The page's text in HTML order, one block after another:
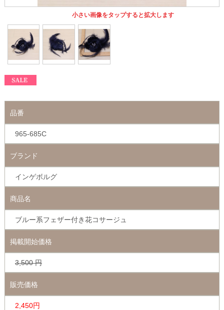
小さい画像をタップすると拡大します
品番
965-685C
ブランド
インゲボルグ
商品名
ブルー系フェザー付き花コサージュ
掲載開始価格
3,500 円
販売価格
2,450円